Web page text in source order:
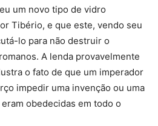
um novo tipo de vidro
Tibério, e que este, vendo seu
lo para não destruir o
A lenda provavelmente
o fato de que um imperador
impedir uma invenção ou uma
obedecidas em todo o